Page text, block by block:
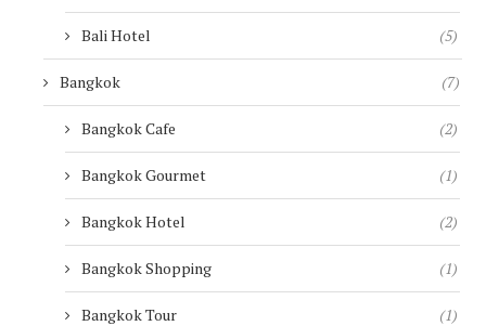
Bali Hotel (5)
Bangkok (7)
Bangkok Cafe (2)
Bangkok Gourmet (1)
Bangkok Hotel (2)
Bangkok Shopping (1)
Bangkok Tour (1)